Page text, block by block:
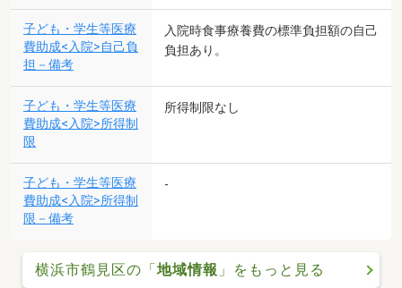
子ども・学生等医療
費助成<入院>自己負
担－備考
入院時食事療養費の標準負担額の自己
負担あり。
子ども・学生等医療
費助成<入院>所得制
限
所得制限なし
子ども・学生等医療
費助成<入院>所得制
限－備考
-
横浜市鶴見区の「地域情報 」をもっと見る